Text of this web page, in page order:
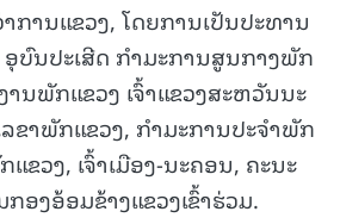
ານແຂວງ, ໂດຍການເປັນປະທານ
ບົນປະເສີດ ກໍາມະການສູນກາງພັກ
ນພັກແຂວງ ເຈົ້າແຂວງສະຫວັນນະ
ລຂາພັກແຂວງ, ກຳມະການປະຈໍາພັກ
ຂວງ, ເຈົ້າເມືອງ-ນະຄອນ, ຄະນະ
ອງອ້ອມຂ້າງແຂວງເຂົ້າຮ່ວມ.